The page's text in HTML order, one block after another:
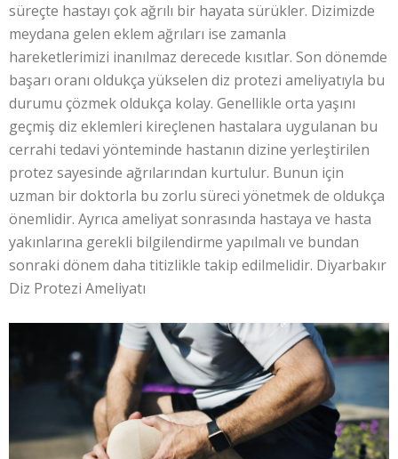
süreçte hastayı çok ağrılı bir hayata sürükler. Dizimizde
meydana gelen eklem ağrıları ise zamanla
hareketlerimizi inanılmaz derecede kısıtlar. Son dönemde
başarı oranı oldukça yükselen diz protezi ameliyatıyla bu
durumu çözmek oldukça kolay. Genellikle orta yaşını
geçmiş diz eklemleri kireçlenen hastalara uygulanan bu
cerrahi tedavi yönteminde hastanın dizine yerleştirilen
protez sayesinde ağrılarından kurtulur. Bunun için
uzman bir doktorla bu zorlu süreci yönetmek de oldukça
önemlidir. Ayrıca ameliyat sonrasında hastaya ve hasta
yakınlarına gerekli bilgilendirme yapılmalı ve bundan
sonraki dönem daha titizlikle takip edilmelidir. Diyarbakır
Diz Protezi Ameliyatı